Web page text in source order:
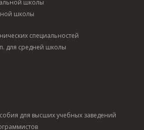
школы
школы
специальностей
для средней школы
для высших учебных заведений